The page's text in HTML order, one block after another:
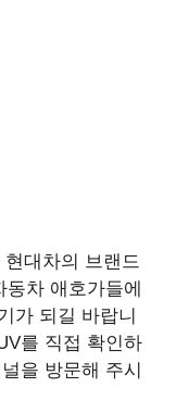
현대차의 브랜드
차 애호가들에
가 되길 바랍니
를 직접 확인하
을 방문해 주시